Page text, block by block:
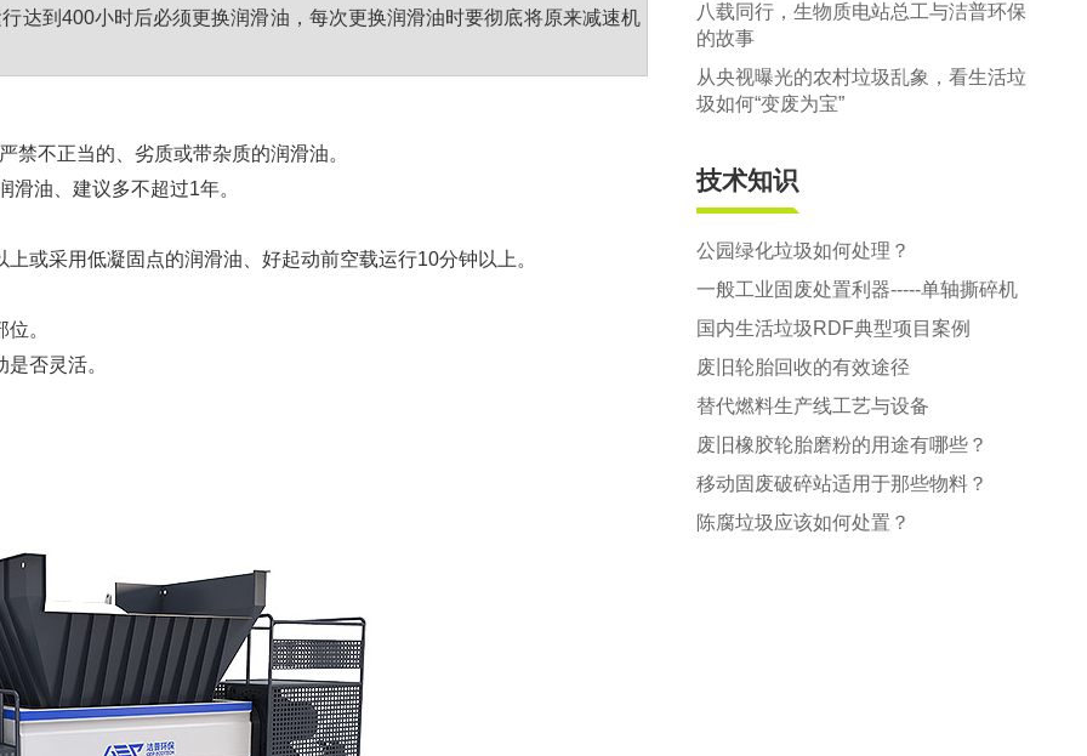
达到400小时后必须更换润滑油，每次更换润滑油时要彻底将原来减速机
禁不正当的、劣质或带杂质的润滑油。
油、建议多不超过1年。
或采用低凝固点的润滑油、好起动前空载运行10分钟以上。
。
否灵活。
八载同行，生物质电站总工与洁普环保
的故事
从央视曝光的农村垃圾乱象，看生活垃
圾如何“变废为宝”
技术知识
公园绿化垃圾如何处理？
一般工业固废处置利器-----单轴撕碎机
国内生活垃圾RDF典型项目案例
废旧轮胎回收的有效途径
替代燃料生产线工艺与设备
废旧橡胶轮胎磨粉的用途有哪些？
移动固废破碎站适用于那些物料？
陈腐垃圾应该如何处置？